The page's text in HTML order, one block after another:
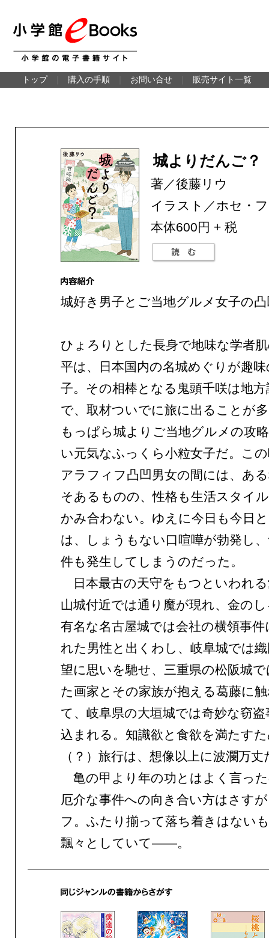
トップ 購入の手順 お問い合せ 販売サイト一覧
城よりだんご？
著／後藤リウ
イラスト／ホセ・
本体600円 + 税
城好き男子とご当地グルメ女子の
ひょろりとした長身で地味な学者
平は、日本国内の名城めぐりが趣
子。その相棒となる鬼頭千咲は地
で、取材ついでに旅に出ることが
もっぱら城よりご当地グルメの攻
い元気なふっくら小粒女子だ。こ
アラフィフ凸凹男女の間には、あ
そあるものの、性格も生活スタイ
かみ合わない。ゆえに今日も今日
は、しょうもない口喧嘩が勃発し
件も発生してしまうのだった。
日本最古の天守をもつといわれ
山城付近では通り魔が現れ、金の
有名な名古屋城では会社の横領事
れた男性と出くわし、岐阜城では
望に思いを馳せ、三重県の松阪城
た画家とその家族が抱える葛藤に
て、岐阜県の大垣城では奇妙な窃
込まれる。知識欲と食欲を満たす
（？）旅行は、想像以上に波瀾万丈
亀の甲より年の功とはよく言っ
厄介な事件への向き合い方はさす
フ。ふたり揃って落ち着きはない
飄々としていて——。